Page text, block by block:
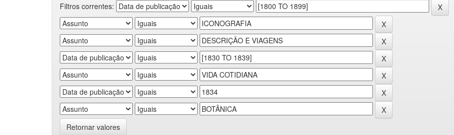
Filtros correntes:
Retornar valores